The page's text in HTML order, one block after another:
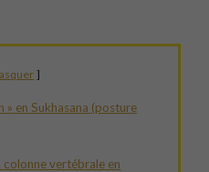
» en Sukhasana (posture
colonne vertébrale en